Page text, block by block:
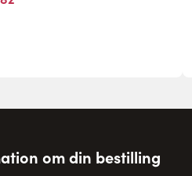
om din bestilling